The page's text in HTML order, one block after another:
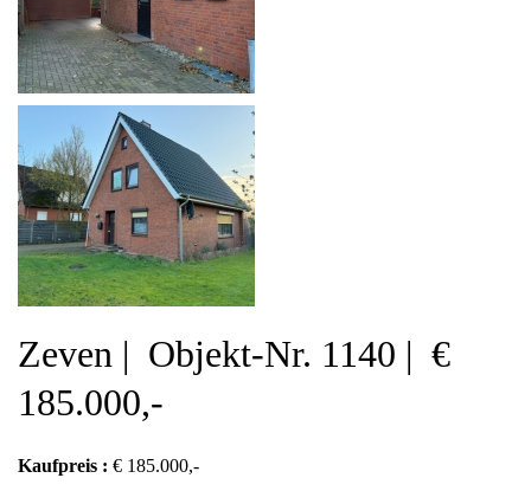
Zeven | Objekt-Nr. 1140 | €
185.000,-
Kaufpreis : € 185.000,-